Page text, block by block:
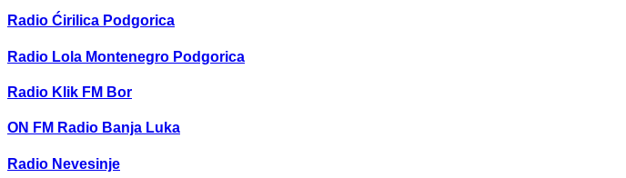
Radio Ćirilica Podgorica
Radio Lola Montenegro Podgorica
Radio Klik FM Bor
ON FM Radio Banja Luka
Radio Nevesinje